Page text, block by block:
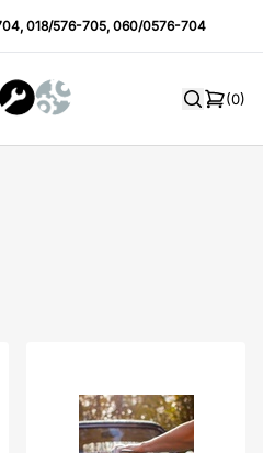
,018/576-705,060/0576-704
(0)